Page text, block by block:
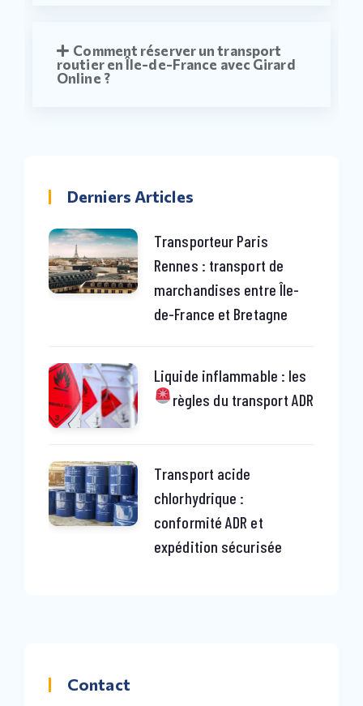
Comment réserver un transport
routier en Île-de-France avec Girard
Online ?
Derniers Articles
Transporteur Paris
Rennes : transport de
marchandises entre Île-
de-France et Bretagne
Liquide inflammable : les
règles du transport ADR
Transport acide
chlorhydrique :
conformité ADR et
expédition sécurisée
Contact